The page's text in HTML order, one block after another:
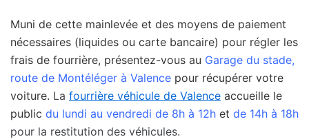
Muni de cette mainlevée et des moyens de paiement
nécessaires (liquides ou carte bancaire) pour régler les
frais de fourrière, présentez-vous au Garage du stade,
route de Montéléger à Valence pour récupérer votre
voiture. La fourrière véhicule de Valence accueille le
public du lundi au vendredi de 8h à 12h et de 14h à 18h
pour la restitution des véhicules.